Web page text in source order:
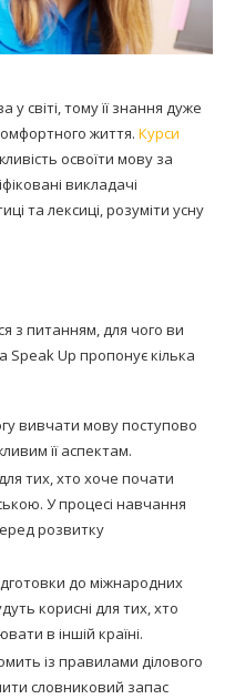
світі, тому її знання дуже
життя. Курси
освоїти мову за
викладачі
та лексиці, розуміти усну
з питанням, для чого ви
Speak Up пропонує кілька
вивчати мову поступово
її аспектам.
тих, хто хоче почати
У процесі навчання
розвитку
до міжнародних
корисні для тих, хто
в іншій країні.
із правилами ділового
словниковий запас